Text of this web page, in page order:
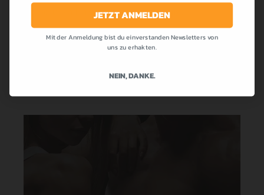
die bei uns allen so beliebt war! Cremig,...
JETZT ANMELDEN
Mit der Anmeldung bist du einverstanden Newsletters von
uns zu erhakten.
NEIN, DANKE.